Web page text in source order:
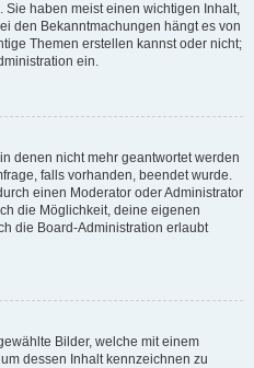
Sie haben meist einen wichtigen Inhalt,
den Bekanntmachungen hängt es von
Themen erstellen kannst oder nicht;
ein.
denen nicht mehr geantwortet werden
falls vorhanden, beendet wurde.
einen Moderator oder Administrator
die Möglichkeit, deine eigenen
die Board-Administration erlaubt
Bilder, welche mit einem
dessen Inhalt kennzeichnen zu